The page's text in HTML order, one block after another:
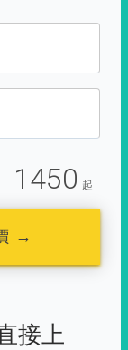
1450 起
→
接上